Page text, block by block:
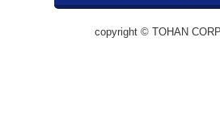
copyright © TOHAN